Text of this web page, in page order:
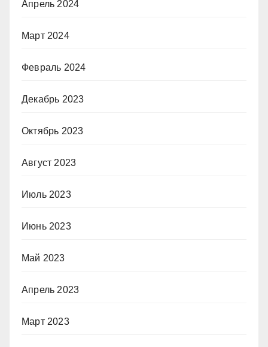
Апрель 2024
Март 2024
Февраль 2024
Декабрь 2023
Октябрь 2023
Август 2023
Июль 2023
Июнь 2023
Май 2023
Апрель 2023
Март 2023